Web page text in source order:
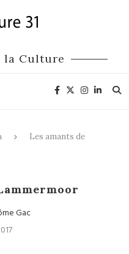
la Culture
Les amants de
Gac